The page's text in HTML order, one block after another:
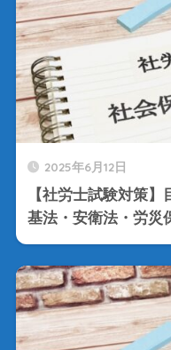
2025年6月12日
【社労士試験対策
基法・安衛法・労災